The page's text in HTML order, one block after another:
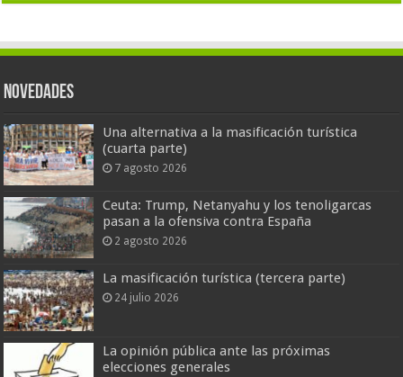
Novedades
Una alternativa a la masificación turística
(cuarta parte)
7 agosto 2026
Ceuta: Trump, Netanyahu y los tenoligarcas
pasan a la ofensiva contra España
2 agosto 2026
La masificación turística (tercera parte)
24 julio 2026
La opinión pública ante las próximas
elecciones generales